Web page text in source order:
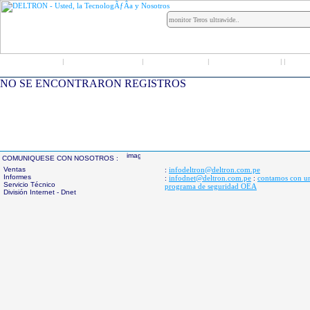
| | | | |
NO SE ENCONTRARON REGISTROS
COMUNIQUESE CON NOSOTROS :
Ventas
Informes
Servicio Técnico
División Internet - Dnet
: infodeltron@deltron.com.pe
: infodnet@deltron.com.pe : contamos con
programa de seguridad OEA